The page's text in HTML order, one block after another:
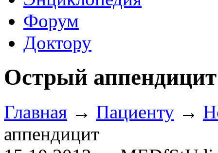
Форум
Доктору
Острый аппендицит
Главная → Пациенту →
аппендицит